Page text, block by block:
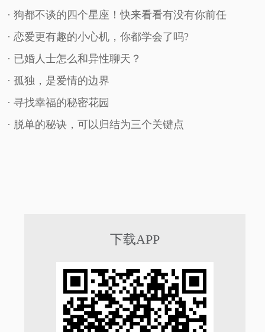
· 狗都不谈的四个星座！快来看看有没有你前任
· 恋爱更有趣的小心机，你都学会了吗?
· 已婚人士怎么和异性聊天？
· 孤独，是爱情的边界
· 寻找幸福的秘密花园
· 脱单的秘诀，可以归结为三个关键点
下载APP